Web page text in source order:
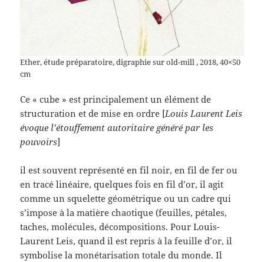
Ether, étude préparatoire, digraphie sur old-mill , 2018, 40×50
cm
Ce « cube » est principalement un élément de
structuration et de mise en ordre [Louis Laurent Leis
évoque l’étouffement autoritaire généré par les
pouvoirs]
il est souvent représenté en fil noir, en fil de fer ou
en tracé linéaire, quelques fois en fil d’or, il agit
comme un squelette géométrique ou un cadre qui
s’impose à la matière chaotique (feuilles, pétales,
taches, molécules, décompositions. Pour Louis-
Laurent Leis, quand il est repris à la feuille d’or, il
symbolise la monétarisation totale du monde. Il